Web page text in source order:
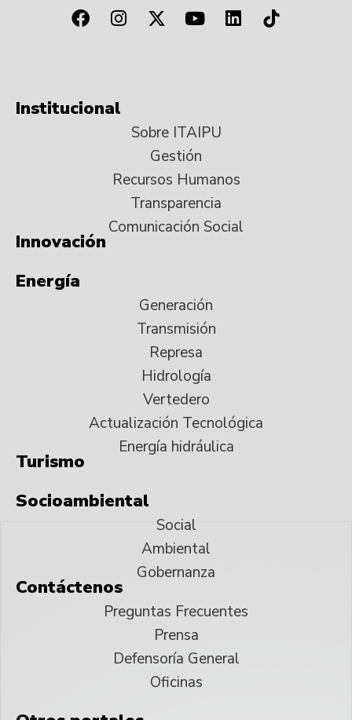
Institucional
Sobre ITAIPU
Gestión
Recursos Humanos
Transparencia
Comunicación Social
Innovación
Energía
Generación
Transmisión
Represa
Hidrología
Vertedero
Actualización Tecnológica
Energía hidráulica
Turismo
Socioambiental
Social
Ambiental
Gobernanza
Contáctenos
Preguntas Frecuentes
Prensa
Defensoría General
Oficinas